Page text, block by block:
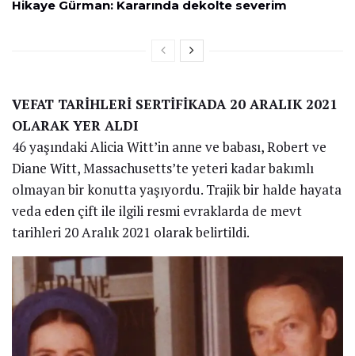
Hikaye Gürman: Kararında dekolte severim
VEFAT TARİHLERİ SERTİFİKADA 20 ARALIK 2021
OLARAK YER ALDI
46 yaşındaki Alicia Witt’in anne ve babası, Robert ve
Diane Witt, Massachusetts’te yeteri kadar bakımlı
olmayan bir konutta yaşıyordu. Trajik bir halde hayata
veda eden çift ile ilgili resmi evraklarda de mevt
tarihleri 20 Aralık 2021 olarak belirtildi.